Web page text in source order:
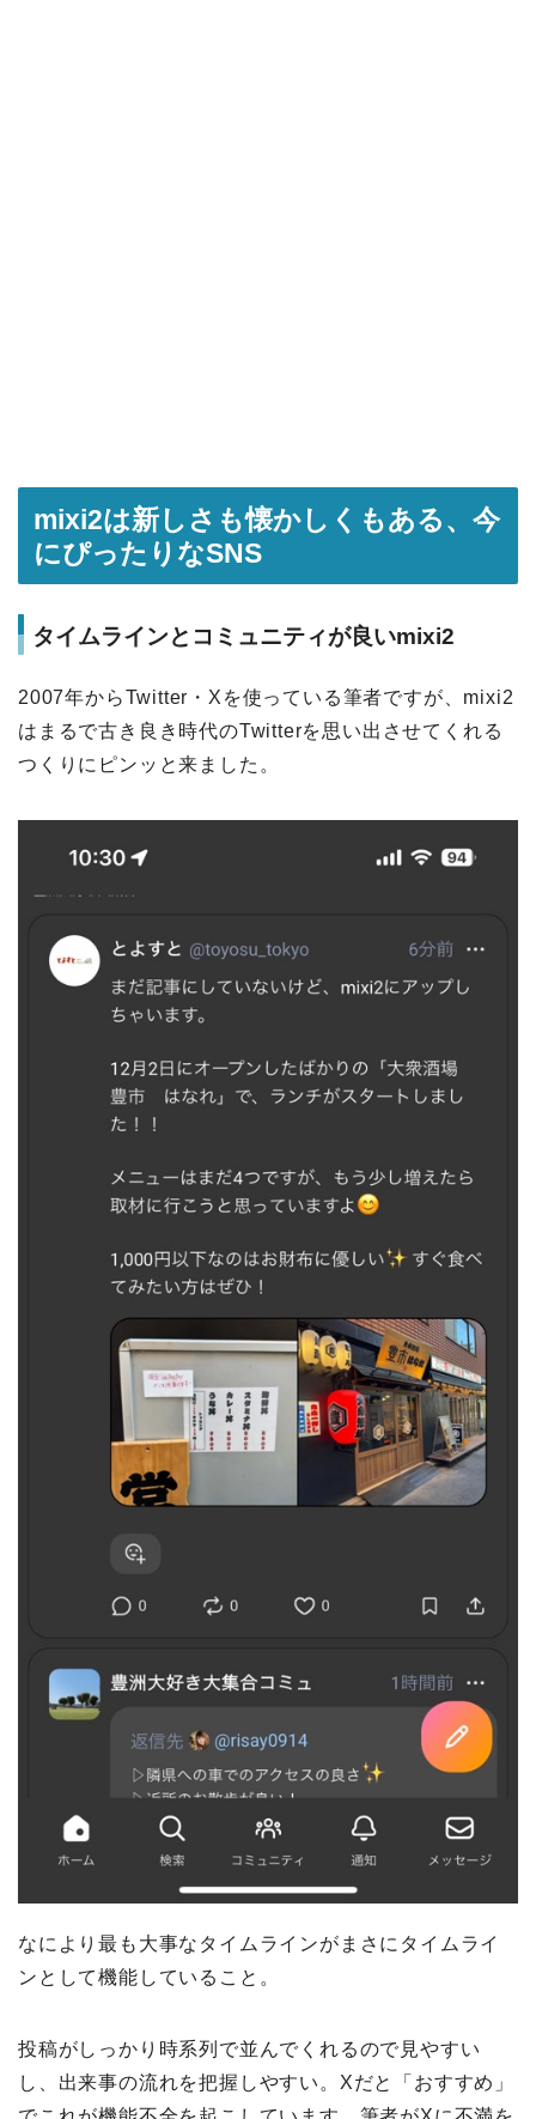
mixi2は新しさも懐かしくもある、今
にぴったりなSNS
タイムラインとコミュニティが良いmixi2
2007年からTwitter・Xを使っている筆者ですが、mixi2
はまるで古き良き時代のTwitterを思い出させてくれる
つくりにピンッと来ました。
なにより最も大事なタイムラインがまさにタイムライ
ンとして機能していること。
投稿がしっかり時系列で並んでくれるので見やすい
し、出来事の流れを把握しやすい。Xだと「おすすめ」